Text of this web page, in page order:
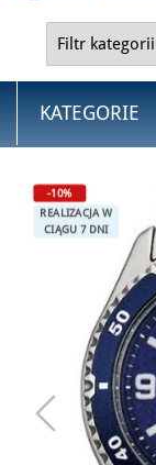
KATEGORIE
-10%
REALIZACJA W
CIĄGU 7 DNI